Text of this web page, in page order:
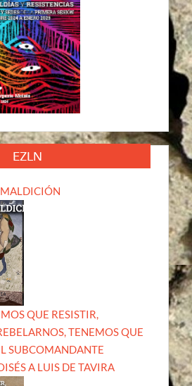
EZLN
MALDICIÓN
QUE RESISTIR,
TENEMOS QUE
SUBCOMANDANTE
A LUIS DE TAVIRA